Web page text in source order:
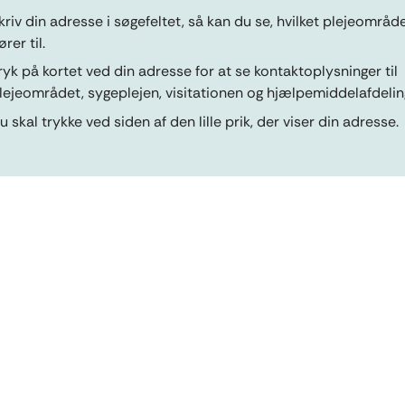
din adresse i søgefeltet, så kan du se, hvilket
til.
på kortet ved din adresse for at se kontaktoplysninger til
sygeplejen, visitationen og
skal trykke ved siden af den lille prik, der viser din adresse.